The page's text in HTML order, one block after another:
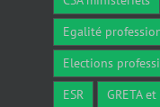
Egalité
Elections
ESR
GRETA